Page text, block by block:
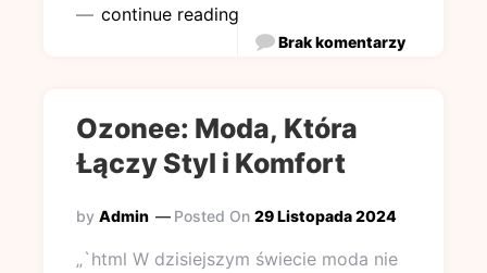
continue reading
Brak komentarzy
Ozonee: Moda, Która
Łączy Styl i Komfort
by Admin Posted On 29 Listopada 2024
„`html W dzisiejszym świecie moda nie